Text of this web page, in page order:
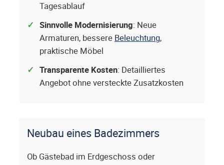
Tagesablauf
Sinnvolle Modernisierung: Neue
Armaturen, bessere Beleuchtung,
praktische Möbel
Transparente Kosten: Detailliertes
Angebot ohne versteckte Zusatzkosten
Neubau eines Badezimmers
Ob Gästebad im Erdgeschoss oder